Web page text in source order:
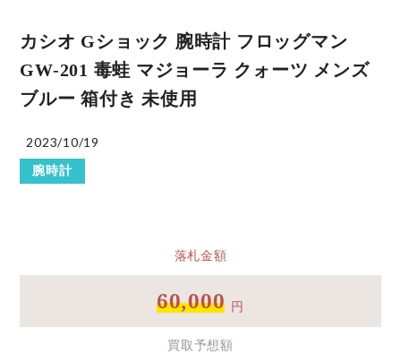
カシオ Gショック 腕時計 フロッグマン
GW-201 毒蛙 マジョーラ クォーツ メンズ
ブルー 箱付き 未使用
2023/10/19
腕時計
落札金額
60,000 円
買取予想額